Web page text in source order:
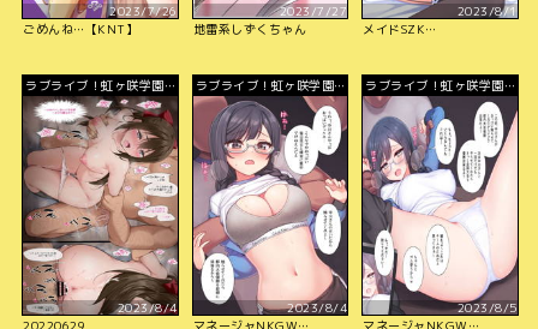
2023/7/26
ごめんね…【KNT】
2023/7/27
地雷系しずくちゃん
2023/8/1
メイドSZK…
ラブライブ！虹ヶ咲学園ス
クールアイドル同好会
2023/8/4
ラブライブ！虹ヶ咲学園ス
クールアイドル同好会
2023/8/4
ラブライブ！虹ヶ咲学園ス
クールアイドル同好会
2023/8/5